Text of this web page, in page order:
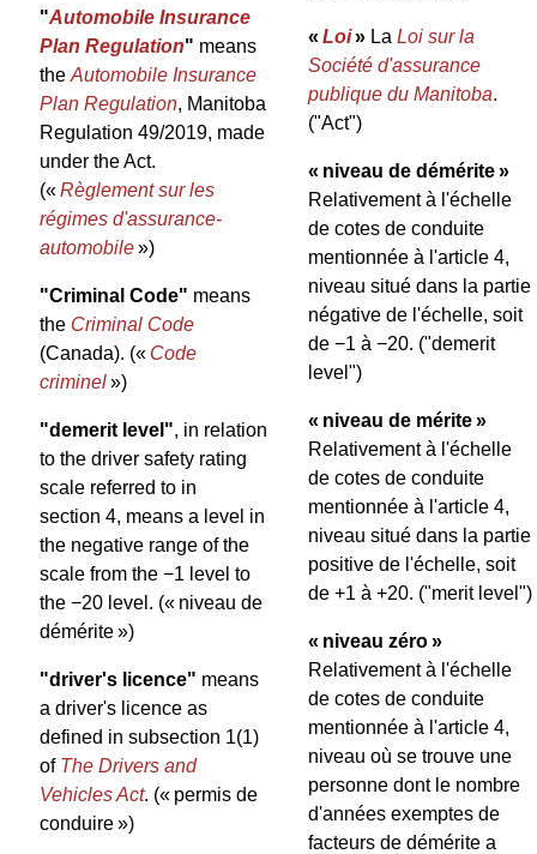
"Automobile Insurance
Plan Regulation" means
the Automobile Insurance
Plan Regulation, Manitoba
Regulation 49/2019, made
under the Act.
(«Règlement sur les
régimes d'assurance-
automobile»)
"Criminal Code" means
the Criminal Code
(Canada). (« Code
criminel»)
"demerit level", in relation
to the driver safety rating
scale referred to in
section 4, means a level in
the negative range of the
scale from the −1 level to
the −20 level. (« niveau de
démérite »)
"driver's licence" means
a driver's licence as
defined in subsection 1(1)
of The Drivers and
Vehicles Act. (« permis de
conduire »)
« Loi» La Loi sur la
Société d'assurance
publique du Manitoba.
("Act")
« niveau de démérite »
Relativement à l'échelle
de cotes de conduite
mentionnée à l'article 4,
niveau situé dans la partie
négative de l'échelle, soit
de −1 à −20. ("demerit
level")
« niveau de mérite »
Relativement à l'échelle
de cotes de conduite
mentionnée à l'article 4,
niveau situé dans la partie
positive de l'échelle, soit
de +1 à +20. ("merit level")
« niveau zéro »
Relativement à l'échelle
de cotes de conduite
mentionnée à l'article 4,
niveau où se trouve une
personne dont le nombre
d'années exemptes de
facteurs de démérite a